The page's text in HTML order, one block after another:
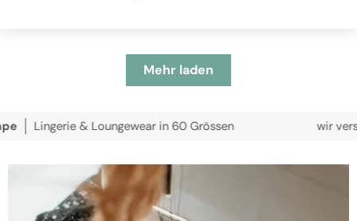
Mehr laden
& Loungewear in 60 Grössen wir versenden